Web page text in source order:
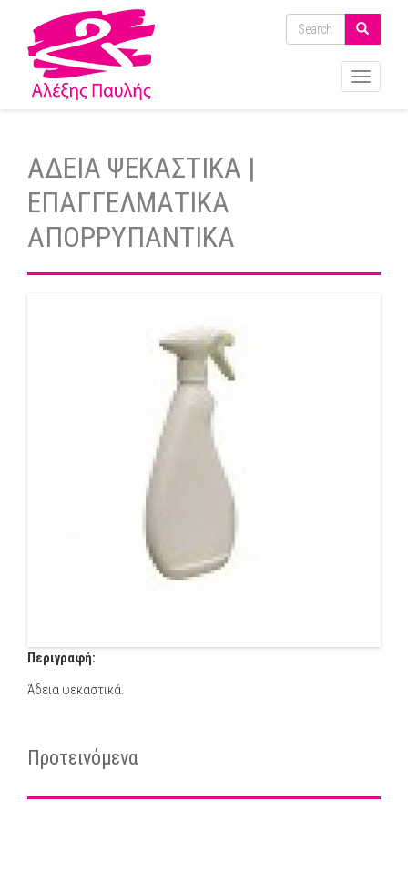
ΑΔΕΙΑ ΨΕΚΑΣΤΙΚΑ |
ΕΠΑΓΓΕΛΜΑΤΙΚΑ
ΑΠΟΡΡΥΠΑΝΤΙΚΑ
Περιγραφή:
Άδεια ψεκαστικά.
Προτεινόμενα
Toggle